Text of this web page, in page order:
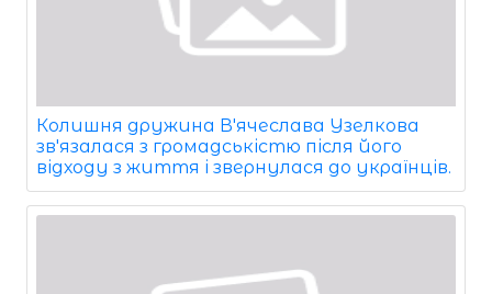
Колишня дружина В'ячеслава Узелкова
зв'язалася з громадськістю після його
відходу з життя і звернулася до українців.